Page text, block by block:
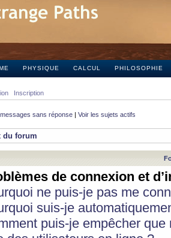
PHYSIQUE CALCUL PHILOSOPHIE
Inscription
sans réponse | Voir les sujets actifs
du forum
de connexion et
ne puis-je pas me
suis-je
puis-je empêcher